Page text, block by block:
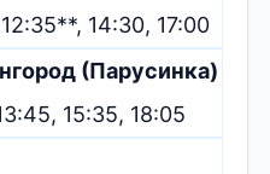
14:30, 17:00
(Парусинка)
15:35, 18:05